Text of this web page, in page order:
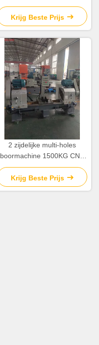
meervoudige boormachine
voor klep
Krijg Beste Prijs
2 zijdelijke multi-holes
boormachine 1500KG CNC
zijde boormachine
Krijg Beste Prijs